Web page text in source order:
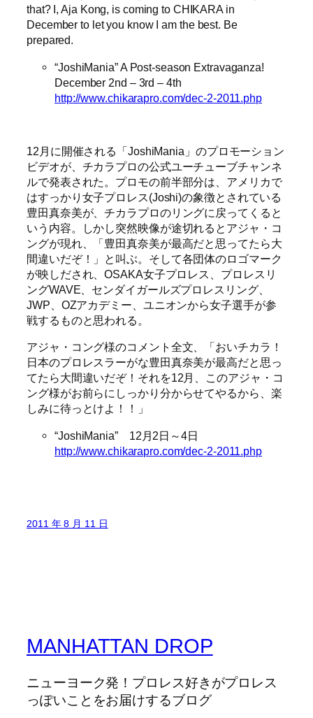
that? I, Aja Kong, is coming to CHIKARA in
December to let you know I am the best. Be
prepared.
“JoshiMania” A Post-season Extravaganza!
December 2nd – 3rd – 4th
http://www.chikarapro.com/dec-2-2011.php
12月に開催される「JoshiMania」のプロモーション
ビデオが、チカラプロの公式ユーチューブチャンネ
ルで発表された。プロモの前半部分は、アメリカで
はすっかり女子プロレス(Joshi)の象徴とされている
豊田真奈美が、チカラプロのリングに戻ってくると
いう内容。しかし突然映像が途切れるとアジャ・コ
ングが現れ、「豊田真奈美が最高だと思ってたら大
間違いだぞ！」と叫ぶ。そして各団体のロゴマーク
が映しだされ、OSAKA女子プロレス、プロレスリ
ングWAVE、センダイガールズプロレスリング、
JWP、OZアカデミー、ユニオンから女子選手が参
戦するものと思われる。
アジャ・コング様のコメント全文、「おいチカラ！
日本のプロレスラーがな豊田真奈美が最高だと思っ
てたら大間違いだぞ！それを12月、このアジャ・コ
ング様がお前らにしっかり分からせてやるから、楽
しみに待っとけよ！！」
“JoshiMania” 12月2日～4日
http://www.chikarapro.com/dec-2-2011.php
2011 年 8 月 11 日
MANHATTAN DROP
ニューヨーク発！プロレス好きがプロレス
っぽいことをお届けするブログ